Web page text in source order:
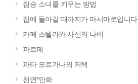
짐승 소녀를 키우는 방법
집에 돌아갈 때까지가 마시마로입니다
카페 스텔라와 사신의 나비
파르페
파타 모르가나의 저택
천연*만화